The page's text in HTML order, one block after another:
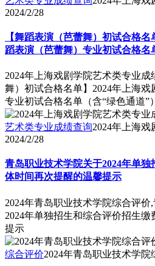
2024/2/28
【舞蹈表演（芭蕾舞）初试合格
蹈表演（芭蕾舞）专业初试合格名
2024年上海戏剧学院艺术类专业
舞）初试合格名单】2024年上海戏
专业初试合格名单（含“绿色通道”）
艺术类专业成绩查询2024年上海
2024/2/28
青岛职业技术学院关于2024年单
体时间再次提醒的温馨提示
2024年青岛职业技术学院综合评
2024年单独招生和综合评价招生
提示
综合评价2024年青岛职业技术学院